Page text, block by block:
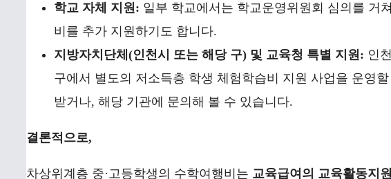
학교 자체 지원: 일부 학교에서는 학교운영위원회 심의를 거
비를 추가 지원하기도 합니다.
지방자치단체(인천시 또는 해당 구) 및 교육청 특별 지원: 인
구에서 별도의 저소득층 학생 체험학습비 지원 사업을 운영
받거나, 해당 기관에 문의해 볼 수 있습니다.
결론적으로,
차상위계층 중·고등학생의 수학여행비는 교육급여의 교육활동지원